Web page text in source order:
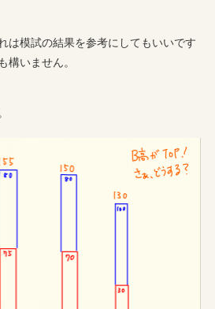
は模試の結果を参考にしてもいいです
構いません。